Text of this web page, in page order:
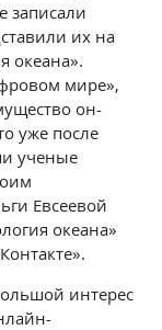
записали
их на
океана».
мире»,
он-
уже после
ученые
Евсеевой
океана»
интерес